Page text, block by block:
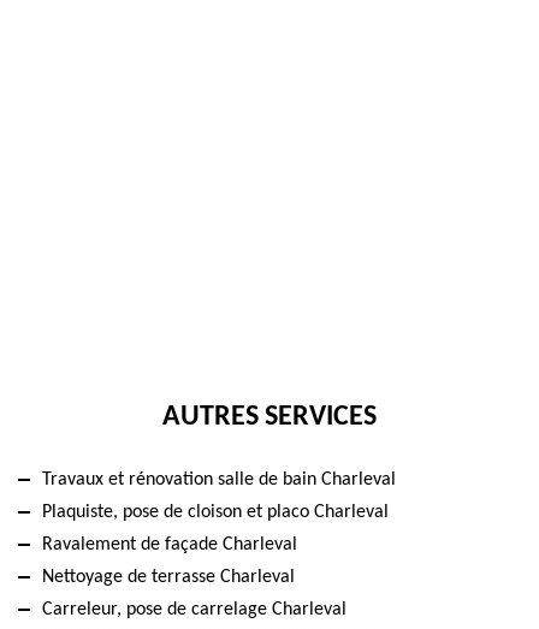
AUTRES SERVICES
Travaux et rénovation salle de bain Charleval
Plaquiste, pose de cloison et placo Charleval
Ravalement de façade Charleval
Nettoyage de terrasse Charleval
Carreleur, pose de carrelage Charleval